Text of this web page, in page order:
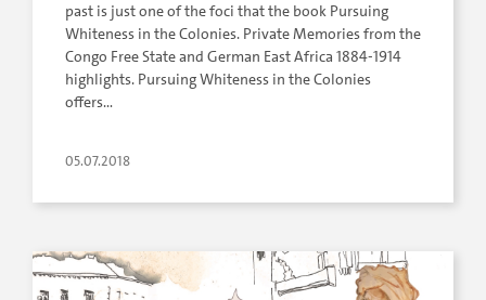
past is just one of the foci that the book Pursuing
Whiteness in the Colonies. Private Memories from the
Congo Free State and German East Africa 1884-1914
highlights. Pursuing Whiteness in the Colonies
offers…
05.07.2018